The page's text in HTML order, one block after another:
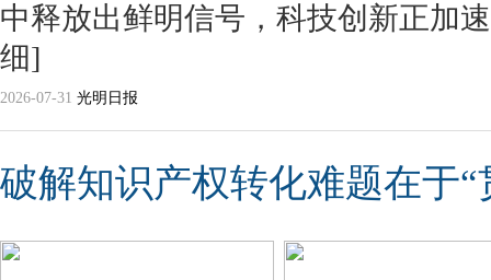
中释放出鲜明信号，科技创新正加
细]
2026-07-31 光明日报
破解知识产权转化难题在于“